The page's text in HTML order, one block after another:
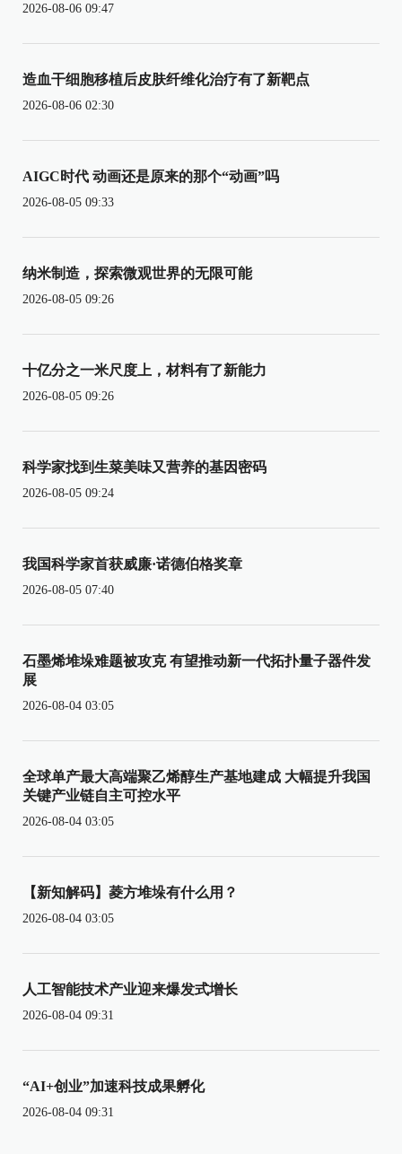
2026-08-06 09:47
造血干细胞移植后皮肤纤维化治疗有了新靶点
2026-08-06 02:30
AIGC时代 动画还是原来的那个“动画”吗
2026-08-05 09:33
纳米制造，探索微观世界的无限可能
2026-08-05 09:26
十亿分之一米尺度上，材料有了新能力
2026-08-05 09:26
科学家找到生菜美味又营养的基因密码
2026-08-05 09:24
我国科学家首获威廉·诺德伯格奖章
2026-08-05 07:40
石墨烯堆垛难题被攻克 有望推动新一代拓扑量子器件发
展
2026-08-04 03:05
全球单产最大高端聚乙烯醇生产基地建成 大幅提升我国
关键产业链自主可控水平
2026-08-04 03:05
【新知解码】菱方堆垛有什么用？
2026-08-04 03:05
人工智能技术产业迎来爆发式增长
2026-08-04 09:31
“AI+创业”加速科技成果孵化
2026-08-04 09:31